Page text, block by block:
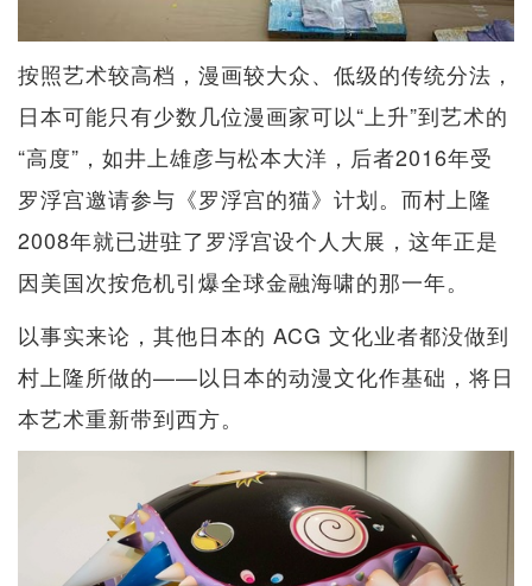
按照艺术较高档，漫画较大众、低级的传统分法，
日本可能只有少数几位漫画家可以“上升”到艺术的
“高度”，如井上雄彦与松本大洋，后者2016年受
罗浮宫邀请参与《罗浮宫的猫》计划。而村上隆
2008年就已进驻了罗浮宫设个人大展，这年正是
因美国次按危机引爆全球金融海啸的那一年。
以事实来论，其他日本的 ACG 文化业者都没做到
村上隆所做的——以日本的动漫文化作基础，将日
本艺术重新带到西方。